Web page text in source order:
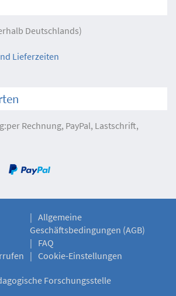
Deutschlands)
Lieferzeiten
Rechnung, PayPal, Lastschrift,
Allgemeine
Geschäftsbedingungen (AGB)
FAQ
Cookie-Einstellungen
Forschungsstelle